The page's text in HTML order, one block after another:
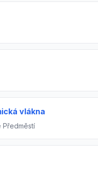
vlákna
Předměstí